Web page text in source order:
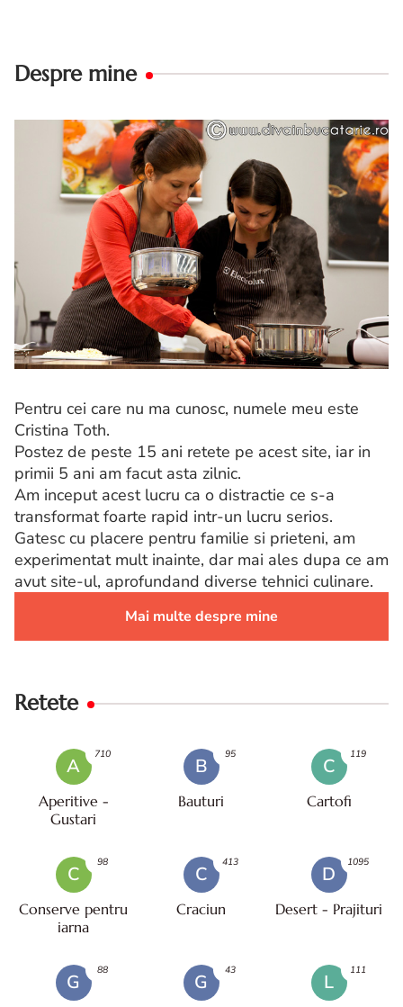
Despre mine
Pentru cei care nu ma cunosc, numele meu este
Cristina Toth.
Postez de peste 15 ani retete pe acest site, iar in
primii 5 ani am facut asta zilnic.
Am inceput acest lucru ca o distractie ce s-a
transformat foarte rapid intr-un lucru serios.
Gatesc cu placere pentru familie si prieteni, am
experimentat mult inainte, dar mai ales dupa ce am
avut site-ul, aprofundand diverse tehnici culinare.
Mai multe despre mine
Retete
A
Aperitive -
Gustari
710
B
Bauturi
95
C
Cartofi
119
C
Conserve pentru
iarna
98
C
Craciun
413
D
Desert - Prajituri
1095
G
88
G
43
L
111